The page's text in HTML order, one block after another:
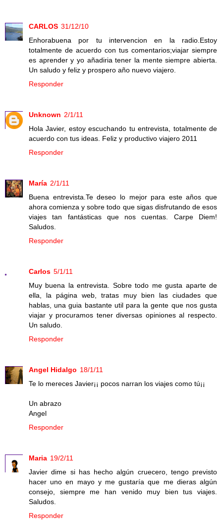
CARLOS 31/12/10
Enhorabuena por tu intervencion en la radio.Estoy
totalmente de acuerdo con tus comentarios;viajar siempre
es aprender y yo añadiria tener la mente siempre abierta.
Un saludo y feliz y prospero año nuevo viajero.
Responder
Unknown 2/1/11
Hola Javier, estoy escuchando tu entrevista, totalmente de
acuerdo con tus ideas. Feliz y productivo viajero 2011
Responder
María 2/1/11
Buena entrevista.Te deseo lo mejor para este años que
ahora comienza y sobre todo que sigas disfrutando de esos
viajes tan fantásticas que nos cuentas. Carpe Diem!
Saludos.
Responder
Carlos 5/1/11
Muy buena la entrevista. Sobre todo me gusta aparte de
ella, la página web, tratas muy bien las ciudades que
hablas, una guia bastante util para la gente que nos gusta
viajar y procuramos tener diversas opiniones al respecto.
Un saludo.
Responder
Angel Hidalgo 18/1/11
Te lo mereces Javier¡¡ pocos narran los viajes como tú¡¡
Un abrazo
Angel
Responder
Maria 19/2/11
Javier dime si has hecho algún cruecero, tengo previsto
hacer uno en mayo y me gustaría que me dieras algún
consejo, siempre me han venido muy bien tus viajes.
Saludos.
Responder